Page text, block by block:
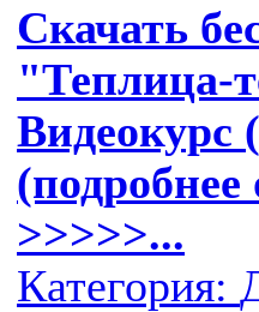
Скачать
"Теплица-
Видеокурс
(подробнее
>>>>>...
Категория: